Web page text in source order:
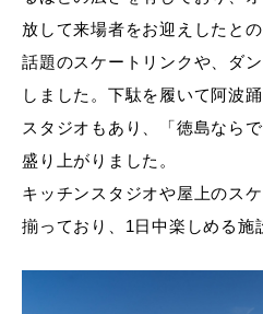
放して来場者をお迎えしたとの
話題のスケートリンクや、ダ
しました。下駄を履いて阿波
スタジオもあり、「徳島なら
盛り上がりました。
キッチンスタジオや屋上のス
揃っており、1日中楽しめる施